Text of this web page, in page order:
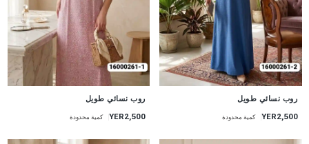
روب نسائي طويل
YER2,500 كمية محدودة
روب نسائي طويل
YER2,500 كمية محدودة